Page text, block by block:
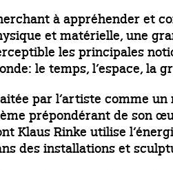
à appréhender et
et matérielle, une
les principales
le temps, l’espace, la
par l’artiste comme
prépondérant de son
Klaus Rinke utilise
des installations et